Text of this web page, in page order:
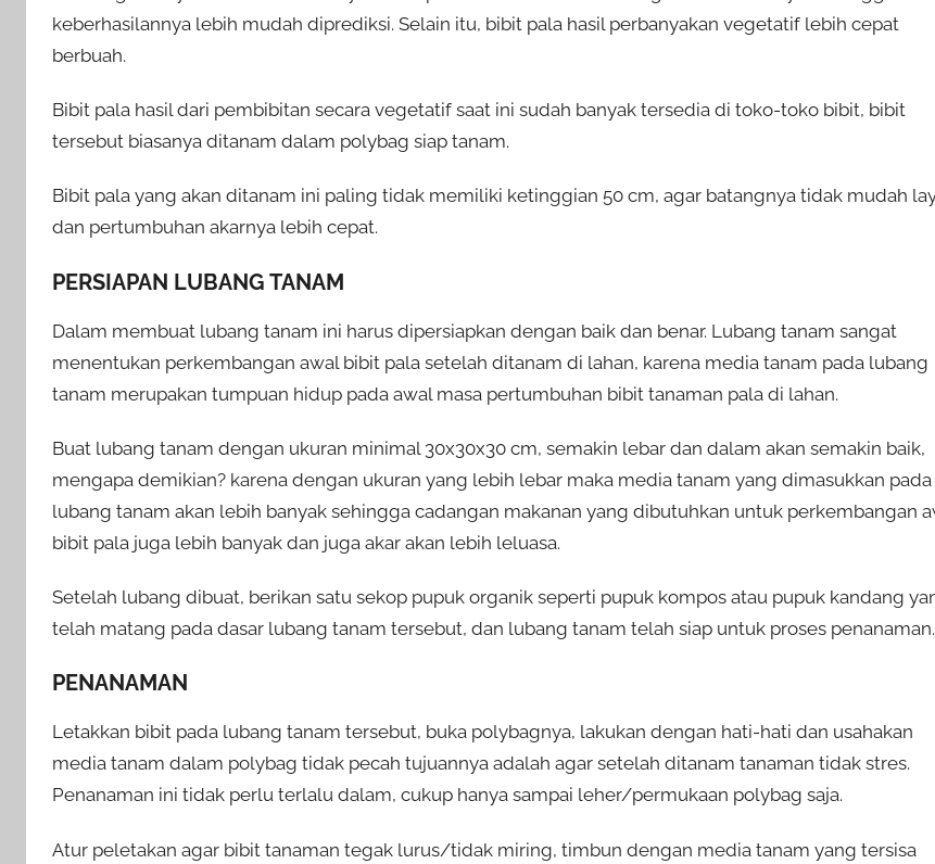
keberhasilannya lebih mudah diprediksi. Selain itu, bibit pala hasil perbanyakan vegetatif lebih cepat
berbuah.
Bibit pala hasil dari pembibitan secara vegetatif saat ini sudah banyak tersedia di toko-toko bibit, bibit
tersebut biasanya ditanam dalam polybag siap tanam.
Bibit pala yang akan ditanam ini paling tidak memiliki ketinggian 50 cm, agar batangnya tidak mudah
dan pertumbuhan akarnya lebih cepat.
PERSIAPAN LUBANG TANAM
Dalam membuat lubang tanam ini harus dipersiapkan dengan baik dan benar. Lubang tanam sangat
menentukan perkembangan awal bibit pala setelah ditanam di lahan, karena media tanam pada lubang
tanam merupakan tumpuan hidup pada awal masa pertumbuhan bibit tanaman pala di lahan.
Buat lubang tanam dengan ukuran minimal 30x30x30 cm, semakin lebar dan dalam akan semakin baik,
mengapa demikian? karena dengan ukuran yang lebih lebar maka media tanam yang dimasukkan pada
lubang tanam akan lebih banyak sehingga cadangan makanan yang dibutuhkan untuk perkembangan
bibit pala juga lebih banyak dan juga akar akan lebih leluasa.
Setelah lubang dibuat, berikan satu sekop pupuk organik seperti pupuk kompos atau pupuk kandang
telah matang pada dasar lubang tanam tersebut, dan lubang tanam telah siap untuk proses penanaman.
PENANAMAN
Letakkan bibit pada lubang tanam tersebut, buka polybagnya, lakukan dengan hati-hati dan usahakan
media tanam dalam polybag tidak pecah tujuannya adalah agar setelah ditanam tanaman tidak stres.
Penanaman ini tidak perlu terlalu dalam, cukup hanya sampai leher/permukaan polybag saja.
Atur peletakan agar bibit tanaman tegak lurus/tidak miring, timbun dengan media tanam yang tersisa